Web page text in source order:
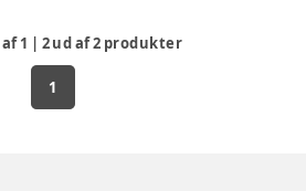
af1 | 2ud af2 produkter
1